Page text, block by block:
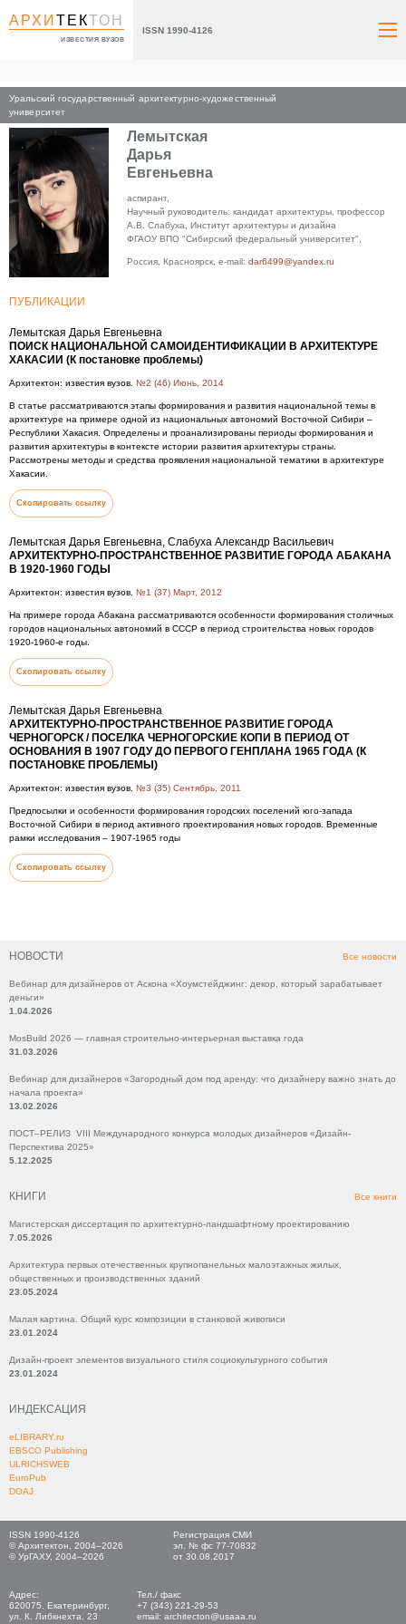
АРХИТЕКТОН
ИЗВЕСТИЯ ВУЗОВ
ISSN 1990-4126
Уральский государственный архитектурно-художественный
университет
НОВОСТИ Все новости
Вебинар для дизайнеров от Аскона «Хоумстейджинг: декор, который зарабатывает
деньги»
1.04.2026
MosBuild 2026 — главная строительно-интерьерная выставка года
31.03.2026
Вебинар для дизайнеров «Загородный дом под аренду: что дизайнеру важно знать до
начала проекта»
13.02.2026
ПОСТ–РЕЛИЗ VIII Международного конкурса молодых дизайнеров «Дизайн-
Перспектива 2025»
5.12.2025
КНИГИ Все книги
Магистерская диссертация по архитектурно-ландшафтному проектированию
7.05.2026
Архитектура первых отечественных крупнопанельных малоэтажных жилых,
общественных и производственных зданий
23.05.2024
Малая картина. Общий курс композиции в станковой живописи
23.01.2024
Дизайн-проект элементов визуального стиля социокультурного события
23.01.2024
ИНДЕКСАЦИЯ
eLIBRARY.ru
EBSCO Publishing
ULRICHSWEB
EuroPub
DOAJ
Главная
Лемытская
Дарья
Евгеньевна
аспирант,
Научный руководитель: кандидат архитектуры, профессор
А.В. Слабуха, Институт архитектуры и дизайна
ФГАОУ ВПО "Сибирский федеральный университет",
Россия, Красноярск, e-mail: dar6499@yandex.ru
ПУБЛИКАЦИИ
Лемытская Дарья Евгеньевна
ПОИСК НАЦИОНАЛЬНОЙ САМОИДЕНТИФИКАЦИИ В АРХИТЕКТУРЕ
ХАКАСИИ (К постановке проблемы)
Архитектон: известия вузов. №2 (46) Июнь, 2014
В статье рассматриваются этапы формирования и развития национальной темы в
архитектуре на примере одной из национальных автономий Восточной Сибири –
Республики Хакасия. Определены и проанализированы периоды формирования и
развития архитектуры в контексте истории развития архитектуры страны.
Рассмотрены методы и средства проявления национальной тематики в архитектуре
Хакасии.
Скопировать ссылку
Лемытская Дарья Евгеньевна, Слабуха Александр Васильевич
АРХИТЕКТУРНО-ПРОСТРАНСТВЕННОЕ РАЗВИТИЕ ГОРОДА АБАКАНА
В 1920-1960 ГОДЫ
Архитектон: известия вузов. №1 (37) Март, 2012
На примере города Абакана рассматриваются особенности формирования столичных
городов национальных автономий в СССР в период строительства новых городов
1920-1960-е годы.
Скопировать ссылку
Лемытская Дарья Евгеньевна
АРХИТЕКТУРНО-ПРОСТРАНСТВЕННОЕ РАЗВИТИЕ ГОРОДА
ЧЕРНОГОРСК / ПОСЕЛКА ЧЕРНОГОРСКИЕ КОПИ В ПЕРИОД ОТ
ОСНОВАНИЯ В 1907 ГОДУ ДО ПЕРВОГО ГЕНПЛАНА 1965 ГОДА (К
ПОСТАНОВКЕ ПРОБЛЕМЫ)
Архитектон: известия вузов. №3 (35) Сентябрь, 2011
Предпосылки и особенности формирования городских поселений юго-запада
Восточной Сибири в период активного проектирования новых городов. Временные
рамки исследования – 1907-1965 годы
Скопировать ссылку
ISSN 1990-4126
© Архитектон, 2004–2026
© УрГАХУ, 2004–2026
Регистрация СМИ
эл. № фс 77-70832
от 30.08.2017
Адрес:
620075, Екатеринбург,
ул. К. Либкнехта, 23
Тел./ факс
+7 (343) 221-29-53
email: architecton@usaaa.ru